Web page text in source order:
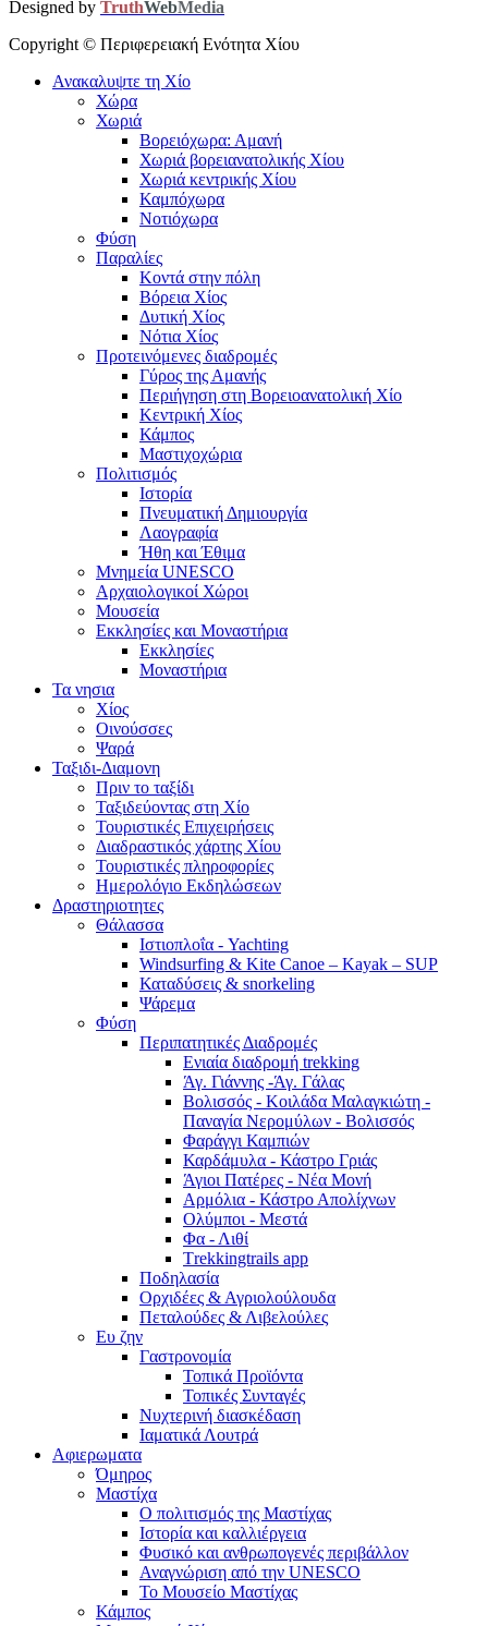
Designed by TruthWebMedia
Copyright © Περιφερειακή Ενότητα Χίου
Ανακαλυψτε τη Χίο
Χώρα
Χωριά
Βορειόχωρα: Αμανή
Χωριά βορειανατολικής Χίου
Χωριά κεντρικής Χίου
Καμπόχωρα
Νοτιόχωρα
Φύση
Παραλίες
Κοντά στην πόλη
Βόρεια Χίος
Δυτική Χίος
Νότια Χίος
Προτεινόμενες διαδρομές
Γύρος της Αμανής
Περιήγηση στη Βορειοανατολική Χίο
Κεντρική Χίος
Κάμπος
Μαστιχοχώρια
Πολιτισμός
Ιστορία
Πνευματική Δημιουργία
Λαογραφία
Ήθη και Έθιμα
Μνημεία UNESCO
Αρχαιολογικοί Χώροι
Μουσεία
Εκκλησίες και Μοναστήρια
Εκκλησίες
Μοναστήρια
Τα νησια
Χίος
Οινούσσες
Ψαρά
Ταξιδι-Διαμονη
Πριν το ταξίδι
Ταξιδεύοντας στη Χίο
Τουριστικές Επιχειρήσεις
Διαδραστικός χάρτης Χίου
Τουριστικές πληροφορίες
Ημερολόγιο Εκδηλώσεων
Δραστηριοτητες
Θάλασσα
Ιστιοπλοΐα - Yachting
Windsurfing & Kite Canoe – Kayak – SUP
Καταδύσεις & snorkeling
Ψάρεμα
Φύση
Περιπατητικές Διαδρομές
Ενιαία διαδρομή trekking
Άγ. Γιάννης -Άγ. Γάλας
Βολισσός - Κοιλάδα Μαλαγκιώτη -
Παναγία Νερομύλων - Βολισσός
Φαράγγι Καμπιών
Καρδάμυλα - Κάστρο Γριάς
Άγιοι Πατέρες - Νέα Μονή
Αρμόλια - Κάστρο Απολίχνων
Ολύμποι - Μεστά
Φα - Λιθί
Τrekkingtrails app
Ποδηλασία
Ορχιδέες & Αγριολούλουδα
Πεταλούδες & Λιβελούλες
Ευ ζην
Γαστρονομία
Τοπικά Προϊόντα
Τοπικές Συνταγές
Νυχτερινή διασκέδαση
Ιαματικά Λουτρά
Αφιερωματα
Όμηρος
Μαστίχα
Ο πολιτισμός της Μαστίχας
Ιστορία και καλλιέργεια
Φυσικό και ανθρωπογενές περιβάλλον
Αναγνώριση από την UNESCO
Το Μουσείο Μαστίχας
Κάμπος